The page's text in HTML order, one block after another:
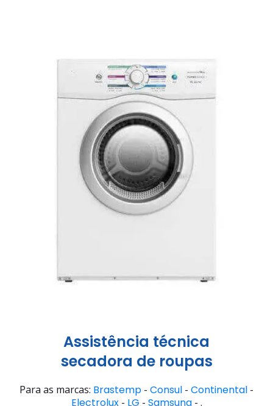
Assistência técnica
secadora de roupas
Para as marcas: Brastemp - Consul - Continental -
Electrolux- LG - Samsung- .